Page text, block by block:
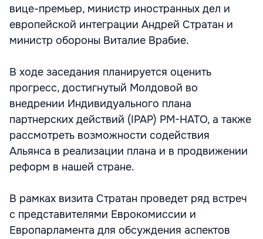
вице-премьер, министр иностранных дел и
европейской интеграции Андрей Стратан и
министр обороны Виталие Врабие.
В ходе заседания планируется оценить
прогресс, достигнутый Молдовой во
внедрении Индивидуального плана
партнерских действий (IPAP) РМ-НАТО, а также
рассмотреть возможности содействия
Альянса в реализации плана и в продвижении
реформ в нашей стране.
В рамках визита Стратан проведет ряд встреч
с представителями Еврокомиссии и
Европарламента для обсуждения аспектов